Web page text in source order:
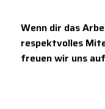
Wenn dir das
respektvolles
freuen wir uns